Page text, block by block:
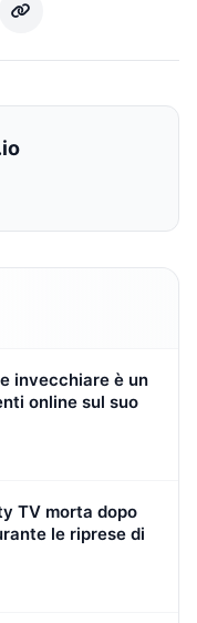
invecchiare è un
online sul suo
TV morta dopo
le riprese di